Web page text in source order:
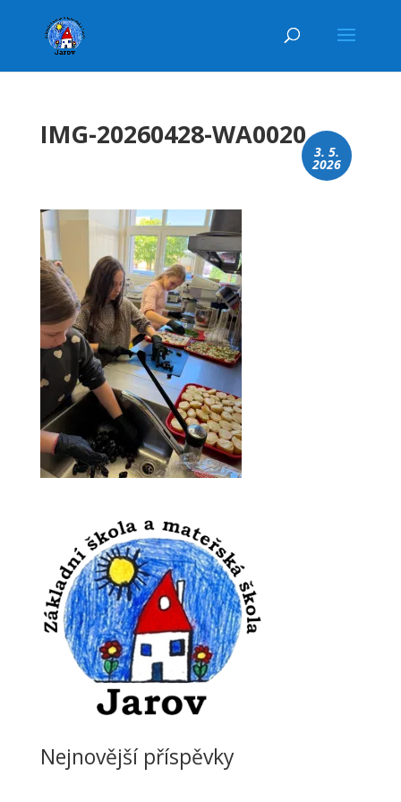
IMG-20260428-WA0020
3. 5.
2026
Nejnovější příspěvky